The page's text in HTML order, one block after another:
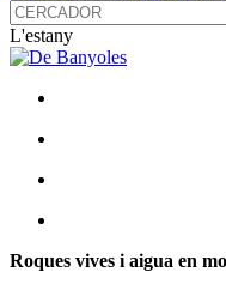
L'estany
Roques vives i aigua en